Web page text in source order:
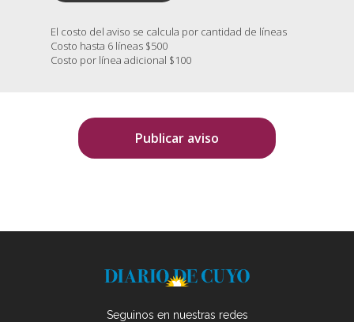
El costo del aviso se calcula por cantidad de líneas
Costo hasta 6 líneas $500
Costo por línea adicional $100
Publicar aviso
Seguinos en nuestras redes